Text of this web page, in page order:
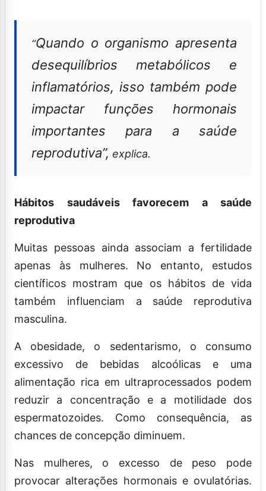
“Quando o organismo apresenta
desequilíbrios metabólicos e
inflamatórios, isso também pode
impactar funções hormonais
importantes para a saúde
reprodutiva”, explica.
Hábitos saudáveis favorecem a saúde
reprodutiva
Muitas pessoas ainda associam a fertilidade
apenas às mulheres. No entanto, estudos
científicos mostram que os hábitos de vida
também influenciam a saúde reprodutiva
masculina.
A obesidade, o sedentarismo, o consumo
excessivo de bebidas alcoólicas e uma
alimentação rica em ultraprocessados podem
reduzir a concentração e a motilidade dos
espermatozoides. Como consequência, as
chances de concepção diminuem.
Nas mulheres, o excesso de peso pode
provocar alterações hormonais e ovulatórias.